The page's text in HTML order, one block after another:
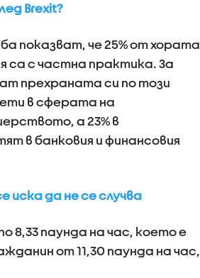
Brexit?
показват, че 25% от хората
са с частна практика. За
прехраната си по този
в сферата на
а 23% в
в банковия и финансовия
иска да не се случва
8,33 паунда на час, което е
от 11,30 паунда на час,